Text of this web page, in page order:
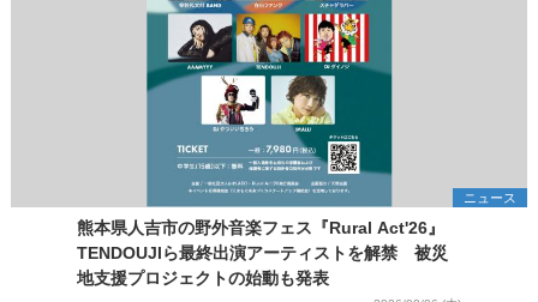
ニュース
熊本県人吉市の野外音楽フェス『Rural Act'26』
TENDOUJIら最終出演アーティストを解禁 被災
地支援プロジェクトの始動も発表